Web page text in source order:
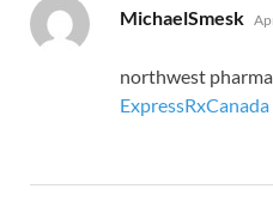
MichaelSmesk
northwest
ExpressRxCanada